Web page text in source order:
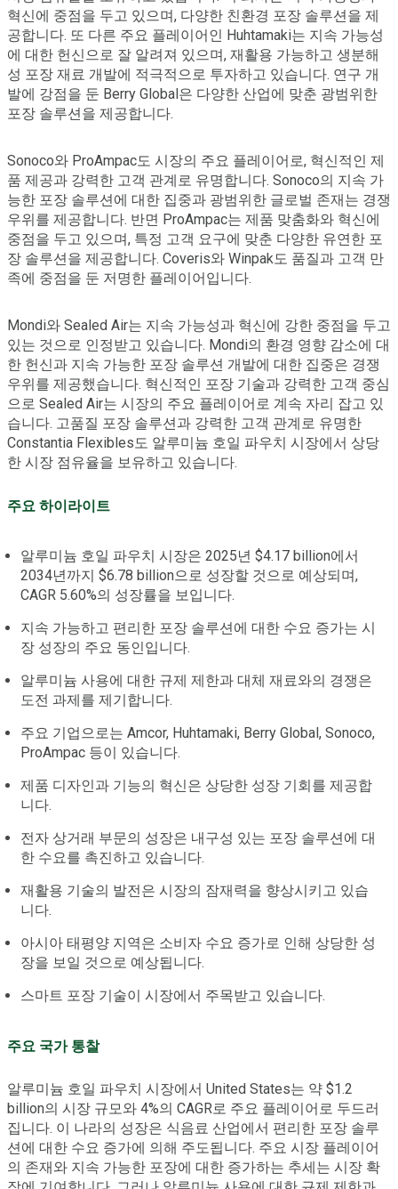
혁신에 중점을 두고 있으며, 다양한 친환경 포장 솔루션을 제
공합니다. 또 다른 주요 플레이어인 Huhtamaki는 지속 가능성
에 대한 헌신으로 잘 알려져 있으며, 재활용 가능하고 생분해
성 포장 재료 개발에 적극적으로 투자하고 있습니다. 연구 개
발에 강점을 둔 Berry Global은 다양한 산업에 맞춘 광범위한
포장 솔루션을 제공합니다.
Sonoco와 ProAmpac도 시장의 주요 플레이어로, 혁신적인 제
품 제공과 강력한 고객 관계로 유명합니다. Sonoco의 지속 가
능한 포장 솔루션에 대한 집중과 광범위한 글로벌 존재는 경쟁
우위를 제공합니다. 반면 ProAmpac는 제품 맞춤화와 혁신에
중점을 두고 있으며, 특정 고객 요구에 맞춘 다양한 유연한 포
장 솔루션을 제공합니다. Coveris와 Winpak도 품질과 고객 만
족에 중점을 둔 저명한 플레이어입니다.
Mondi와 Sealed Air는 지속 가능성과 혁신에 강한 중점을 두고
있는 것으로 인정받고 있습니다. Mondi의 환경 영향 감소에 대
한 헌신과 지속 가능한 포장 솔루션 개발에 대한 집중은 경쟁
우위를 제공했습니다. 혁신적인 포장 기술과 강력한 고객 중심
으로 Sealed Air는 시장의 주요 플레이어로 계속 자리 잡고 있
습니다. 고품질 포장 솔루션과 강력한 고객 관계로 유명한
Constantia Flexibles도 알루미늄 호일 파우치 시장에서 상당
한 시장 점유율을 보유하고 있습니다.
주요 하이라이트
알루미늄 호일 파우치 시장은 2025년 $4.17 billion에서
2034년까지 $6.78 billion으로 성장할 것으로 예상되며,
CAGR 5.60%의 성장률을 보입니다.
지속 가능하고 편리한 포장 솔루션에 대한 수요 증가는 시
장 성장의 주요 동인입니다.
알루미늄 사용에 대한 규제 제한과 대체 재료와의 경쟁은
도전 과제를 제기합니다.
주요 기업으로는 Amcor, Huhtamaki, Berry Global, Sonoco,
ProAmpac 등이 있습니다.
제품 디자인과 기능의 혁신은 상당한 성장 기회를 제공합
니다.
전자 상거래 부문의 성장은 내구성 있는 포장 솔루션에 대
한 수요를 촉진하고 있습니다.
재활용 기술의 발전은 시장의 잠재력을 향상시키고 있습
니다.
아시아 태평양 지역은 소비자 수요 증가로 인해 상당한 성
장을 보일 것으로 예상됩니다.
스마트 포장 기술이 시장에서 주목받고 있습니다.
주요 국가 통찰
알루미늄 호일 파우치 시장에서 United States는 약 $1.2
billion의 시장 규모와 4%의 CAGR로 주요 플레이어로 두드러
집니다. 이 나라의 성장은 식음료 산업에서 편리한 포장 솔루
션에 대한 수요 증가에 의해 주도됩니다. 주요 시장 플레이어
의 존재와 지속 가능한 포장에 대한 증가하는 추세는 시장 확